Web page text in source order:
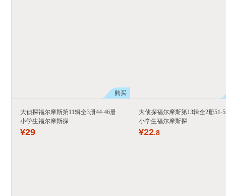
购买
大侦探福尔摩斯第11辑全3册44-46册
小学生福尔摩斯探
¥29
大侦探福尔摩斯第13辑全2册51-
小学生福尔摩斯探
¥22.8